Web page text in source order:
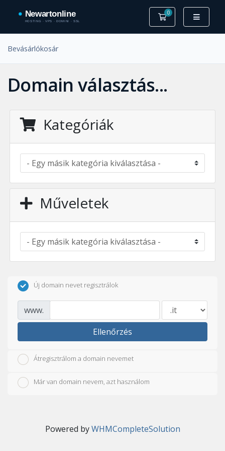
0
Bevásárlókosár
Bevásárlókosár
Domain választás...
Kategóriák
Műveletek
Új domain nevet regisztrálok
www.
Ellenőrzés
Átregisztrálom a domain nevemet
Már van domain nevem, azt használom
Powered byWHMCompleteSolution